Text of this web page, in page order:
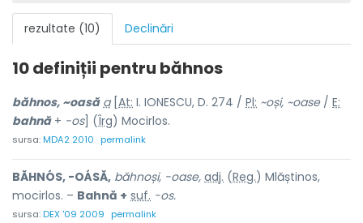
rezultate (10) Declinări
10 definiții pentru băhnos
băhnos, ~oasă a[ At: I. IONESCU, D. 274 / Pl: ~oși, ~oase/ E:
bahnă+ -os] (Îrg) Mocirlos.
sursa:MDA2 2010 permalink
BĂHNÓS, -OÁSĂ, băhnoși, -oase, adj. (Reg.) Mlăștinos,
mocirlos. – Bahnă + suf. -os.
sursa:DEX '09 2009 permalink